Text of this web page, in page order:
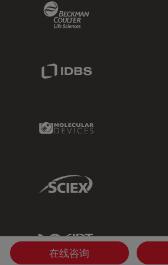
IDBS Link
Molecular Devices Link
Sciex Link
IDT Link
在线咨询